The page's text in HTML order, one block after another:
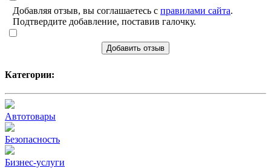
Добавляя отзыв, вы соглашаетесь с правилами сайта.
Подтвердите добавление, поставив галочку.
Добавить отзыв
Категории:
Автотовары
Безопасность
Бизнес-услуги